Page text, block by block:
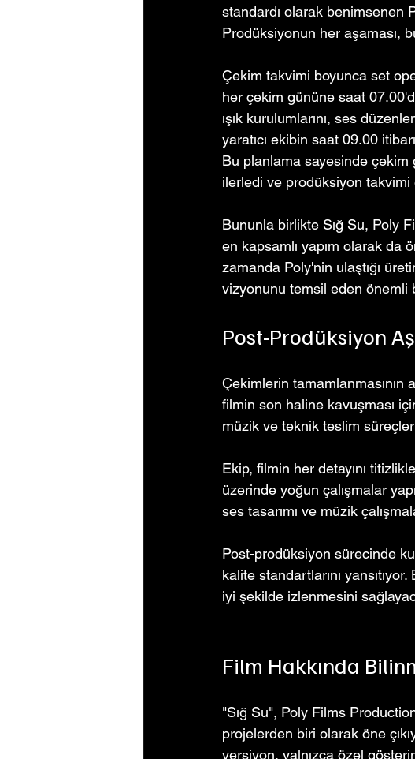
standardı olarak benimsenen
Prodüksiyonun her aşaması,
Çekim takvimi boyunca set
her çekim gününe saat
ışık kurulumlarını, ses
yaratıcı ekibin saat 09.00
Bu planlama sayesinde
ilerledi ve prodüksiyon
Bununla birlikte Sığ Su, Poly
en kapsamlı yapım olarak da
zamanda Poly'nin ulaştığı
vizyonunu temsil eden önemli
Post-Prodüksiyon
Çekimlerin
filmin son haline kavuşması
müzik ve teknik teslim
Ekip, filmin her detayını
üzerinde yoğun çalışmalar
ses tasarımı ve müzik
Post-prodüksiyon sürecinde
kalite standartlarını
iyi şekilde izlenmesini
Film Hakkında
"Sığ Su", Poly Films
projelerden biri olarak öne
versiyon, yalnızca özel